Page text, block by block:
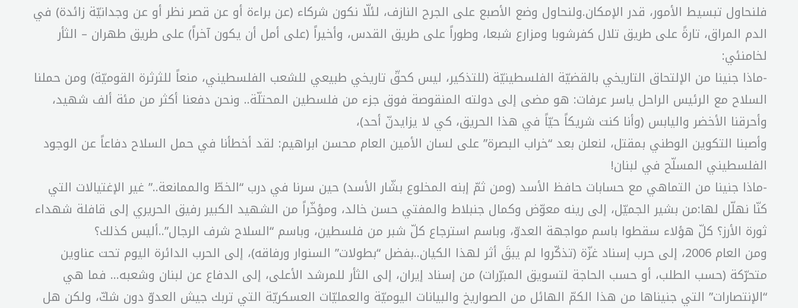
فلنحاول تبسيط الأمور، قدر الإمكان.ولنحاول وضع الأصبع على الجرح النازف، لئلّا نكون شركاء (عن براءة أو عن قصر نظر أو عن وجدانيّة زائدة) في
الدم المراق، تارةً على طريق تلال كفرشوبا ومزارع شبعا، وطوراً على طريق القدس، وأخيراً (على أمل أن يكون آخراً) على طريق طهران – الثأر
لخامنئي:
-ماذا جنينا من الإلتحاق التاريخي بالقضيّة الفلسطينيّة (للتذكير، ليس كحقّ تاريخي طبيعي للشعب الفلسطيني، منعاً للثرثرة القوميّة) ومن حملنا
السلاح مع الرئيس الراحل ياسر عرفات: هو مضى إلى دولته المنقوصة فوق جزء من فلسطين المحتلّة.. ونحن دفعنا أكثر من مئة ألف شهيد،
وأحرقنا الأخضر واليابس (وأنا كنت شريكاً حيّاً في هذا الحريق، كي لا يزايدنّ أحد)،
وأصبنا التكوين الوطني بمقتل، لنعلن بعد “خراب البصرة” على لسان الأمين العام محسن ابراهيم: لقد أخطأنا في حمل السلاح دفاعاً عن الوجود
الفلسطيني المسلّح في لبنان!
-ماذا جنينا من التماهي مع حسابات حافظ الأسد (ومن ثمّ إبنه المخلوع بشّار الأسد) حين سرنا في درب “الخطّ والممانعة..” غير الإغتيالات التي
كنّا نهلّل لها:من بشير الجميّل، إلى رينه معوّض وكمال جنبلاط والمفتي حسن خالد، ومؤخّراً من الشهيد الكبير رفيق الحريري إلى قافلة شهداء
ثورة الأرز؟ كلّ هؤلاء سقطوا باسم مواجهة العدوّ، وباسم استرجاع كلّ شبر من فلسطين، وباسم “السلاح شرف الرجال”..أليس كذلك؟
ومن العام 2006، إلى حرب إسناد غزّة (تذكّروا لم يبقَ أثر لهذا الكيان..بفضل “بطولات” السنوار ورفاقه)، إلى الحرب الدائرة اليوم تحت عناوين
متحرّكة (حسب الطلب، أو حسب الحاجة لتسويق المبرّرات) من إسناد إيران، إلى الثأر للمرشد الأعلى، إلى الدفاع عن لبنان وشعبه… فما هي
“الإنتصارات” التي جنيناها من هذا الكمّ الهائل من الصواريخ والبيانات اليوميّة والعمليّات العسكريّة التي تربك جيش العدوّ دون شكّ، ولكن هل